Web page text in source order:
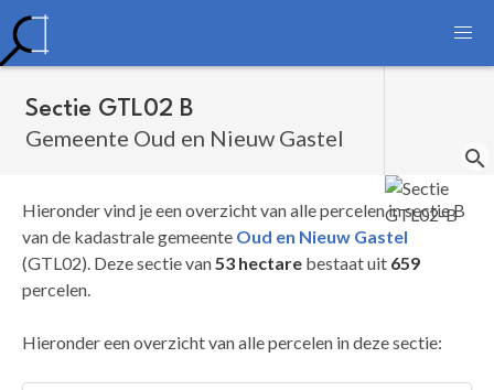
Sectie GTL02 B
Gemeente Oud en Nieuw Gastel
Hieronder vind je een overzicht van alle percelen in sectie B
van de kadastrale gemeente Oud en Nieuw Gastel
(GTL02). Deze sectie van53 hectare bestaat uit 659
percelen.
Hieronder een overzicht van alle percelen in deze sectie: